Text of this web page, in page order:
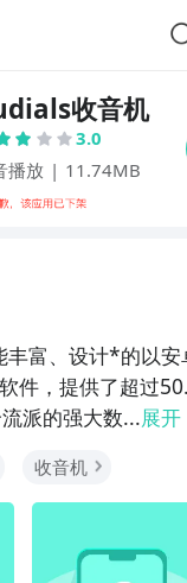
收音机
3.0
播放 | 11.74MB
富、设计*的以安
件，提供了超过
派的强大数...展开
收音机